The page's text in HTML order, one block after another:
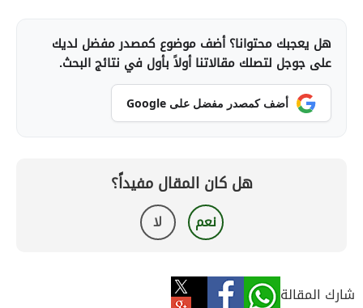
هل يعجبك محتوانا؟ أضف موضوع كمصدر مفضل لديك
على جوجل لتصلك مقالاتنا أولاً بأول في نتائج البحث.
أضف كمصدر مفضل على Google
هل كان المقال مفيداً؟
نعم لا
شارك المقالة